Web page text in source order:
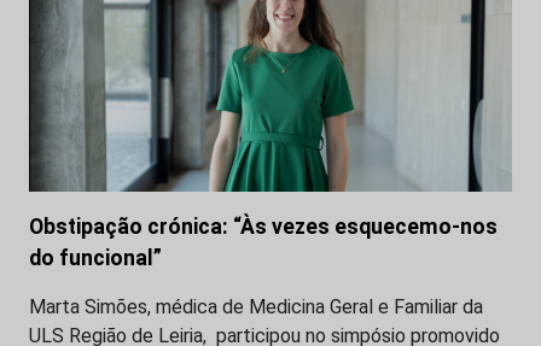
Obstipação crónica: “Às vezes esquecemo-nos
do funcional”
Marta Simões, médica de Medicina Geral e Familiar da
ULS Região de Leiria, participou no simpósio promovido